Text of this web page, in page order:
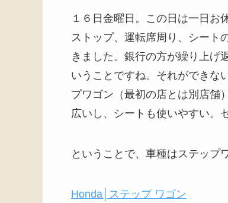
１６日金曜日。この日は一日お
ストップ、運転席周り、シート
きました。銀行の方が繰り上げ
いうことですね。それができな
プワゴン（最初の店とは別店舗
広いし、シートも使いやすい。
ということで、車種はステップ
Honda│ステップ ワゴン